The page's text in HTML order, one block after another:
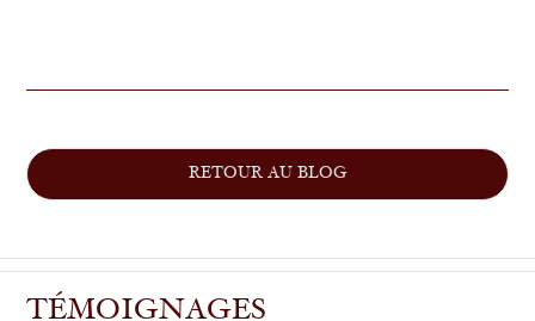
RETOUR AU BLOG
TÉMOIGNAGES